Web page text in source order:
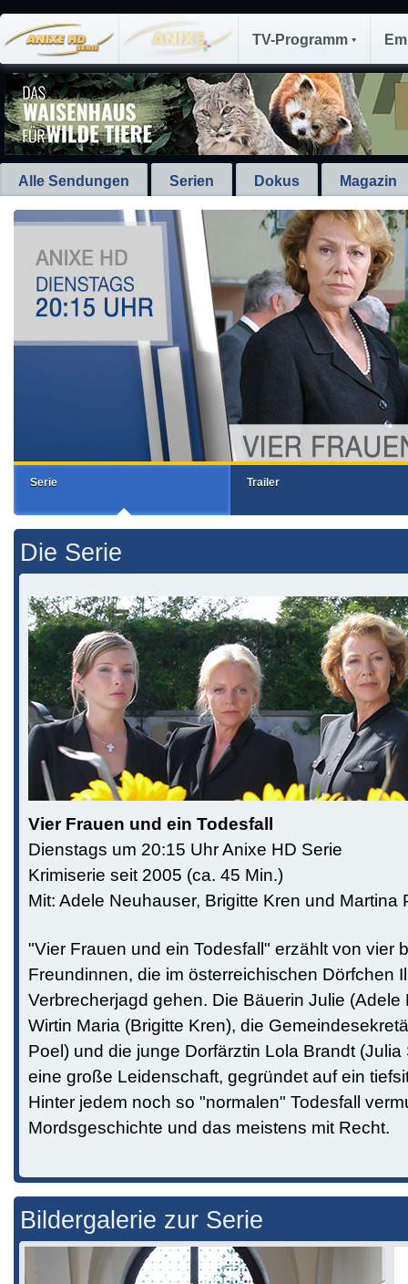
TV-Programm
Alle Sendungen Serien Dokus Magazin
Serie Trailer
Die Serie
Vier Frauen und ein Todesfall
Dienstags um 20:15 Uhr Anixe HD Serie
Krimiserie seit 2005 (ca. 45 Min.)
Mit: Adele Neuhauser, Brigitte Kren und Martina
"Vier Frauen und ein Todesfall" erzählt von vier
Freundinnen, die im österreichischen Dörfchen
Verbrecherjagd gehen. Die Bäuerin Julie (Adele
Wirtin Maria (Brigitte Kren), die
Poel) und die junge Dorfärztin Lola Brandt
eine große Leidenschaft, gegründet auf ein
Hinter jedem noch so "normalen" Todesfall
Mordsgeschichte und das meistens mit Recht.
Bildergalerie zur Serie